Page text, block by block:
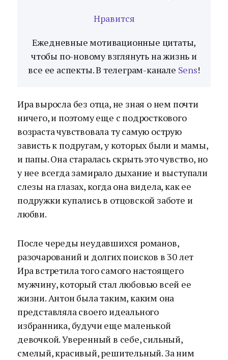
Нравится
Ежедневные мотивационные цитаты,
чтобы по-новому взглянуть на жизнь и
все ее аспекты. В телеграм-канале Sens!
Ира выросла без отца, не зная о нем почти
ничего, и поэтому еще с подросткового
возраста чувствовала ту самую острую
зависть к подругам, у которых были и мамы,
и папы. Она старалась скрыть это чувство, но
у нее всегда замирало дыхание и выступали
слезы на глазах, когда она видела, как ее
подружки купались в отцовской заботе и
любви.
После череды неудавшихся романов,
разочарований и долгих поисков в 30 лет
Ира встретила того самого настоящего
мужчину, который стал любовью всей ее
жизни. Антон была таким, каким она
представляла своего идеального
избранника, будучи еще маленькой
девочкой. Уверенный в себе, сильный,
смелый, красивый, решительный. За ним